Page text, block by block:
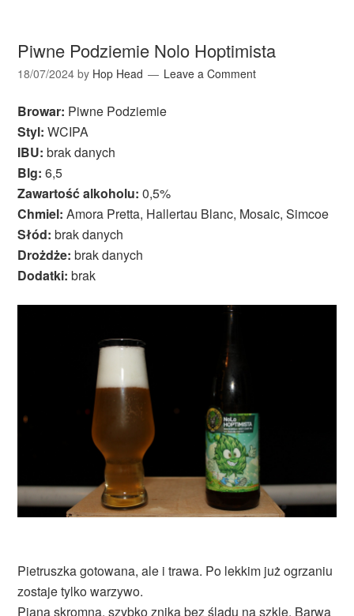
Piwne Podziemie Nolo Hoptimista
18/07/2024 by Hop Head Leave a Comment
Browar: Piwne Podziemie
Styl: WCIPA
IBU: brak danych
Blg: 6,5
Zawartość alkoholu: 0,5%
Chmiel: Amora Pretta, Hallertau Blanc, Mosaic, Simcoe
Słód: brak danych
Drożdże: brak danych
Dodatki: brak
Pietruszka gotowana, ale i trawa. Po lekkim już ogrzaniu
zostaje tylko warzywo.
Piana skromna, szybko znika bez śladu na szkle. Barwa